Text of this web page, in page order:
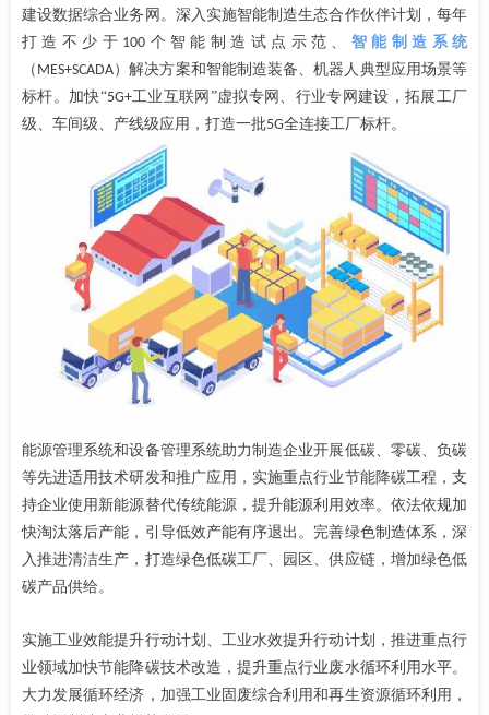
建设数据综合业务网。深入实施智能制造生态合作伙伴计划，每年
打造不少于 100 个智能制造试点示范、 智能制造系统
（ MES+SCADA）解决方案和智能制造装备、机器人典型应用场景等
标杆。加快“5G+工业互联网”虚拟专网、行业专网建设，拓展工厂
级、车间级、产线级应用，打造一批5G全连接工厂标杆。
能源管理系统和设备管理系统助力制造企业开展低碳、零碳、负碳
等先进适用技术研发和推广应用，实施重点行业节能降碳工程，支
持企业使用新能源替代传统能源，提升能源利用效率。依法依规加
快淘汰落后产能，引导低效产能有序退出。完善绿色制造体系，深
入推进清洁生产，打造绿色低碳工厂、园区、供应链，增加绿色低
碳产品供给。
实施工业效能提升行动计划、工业水效提升行动计划，推进重点行
业领域加快节能降碳技术改造，提升重点行业废水循环利用水平。
大力发展循环经济，加强工业固废综合利用和再生资源循环利用，